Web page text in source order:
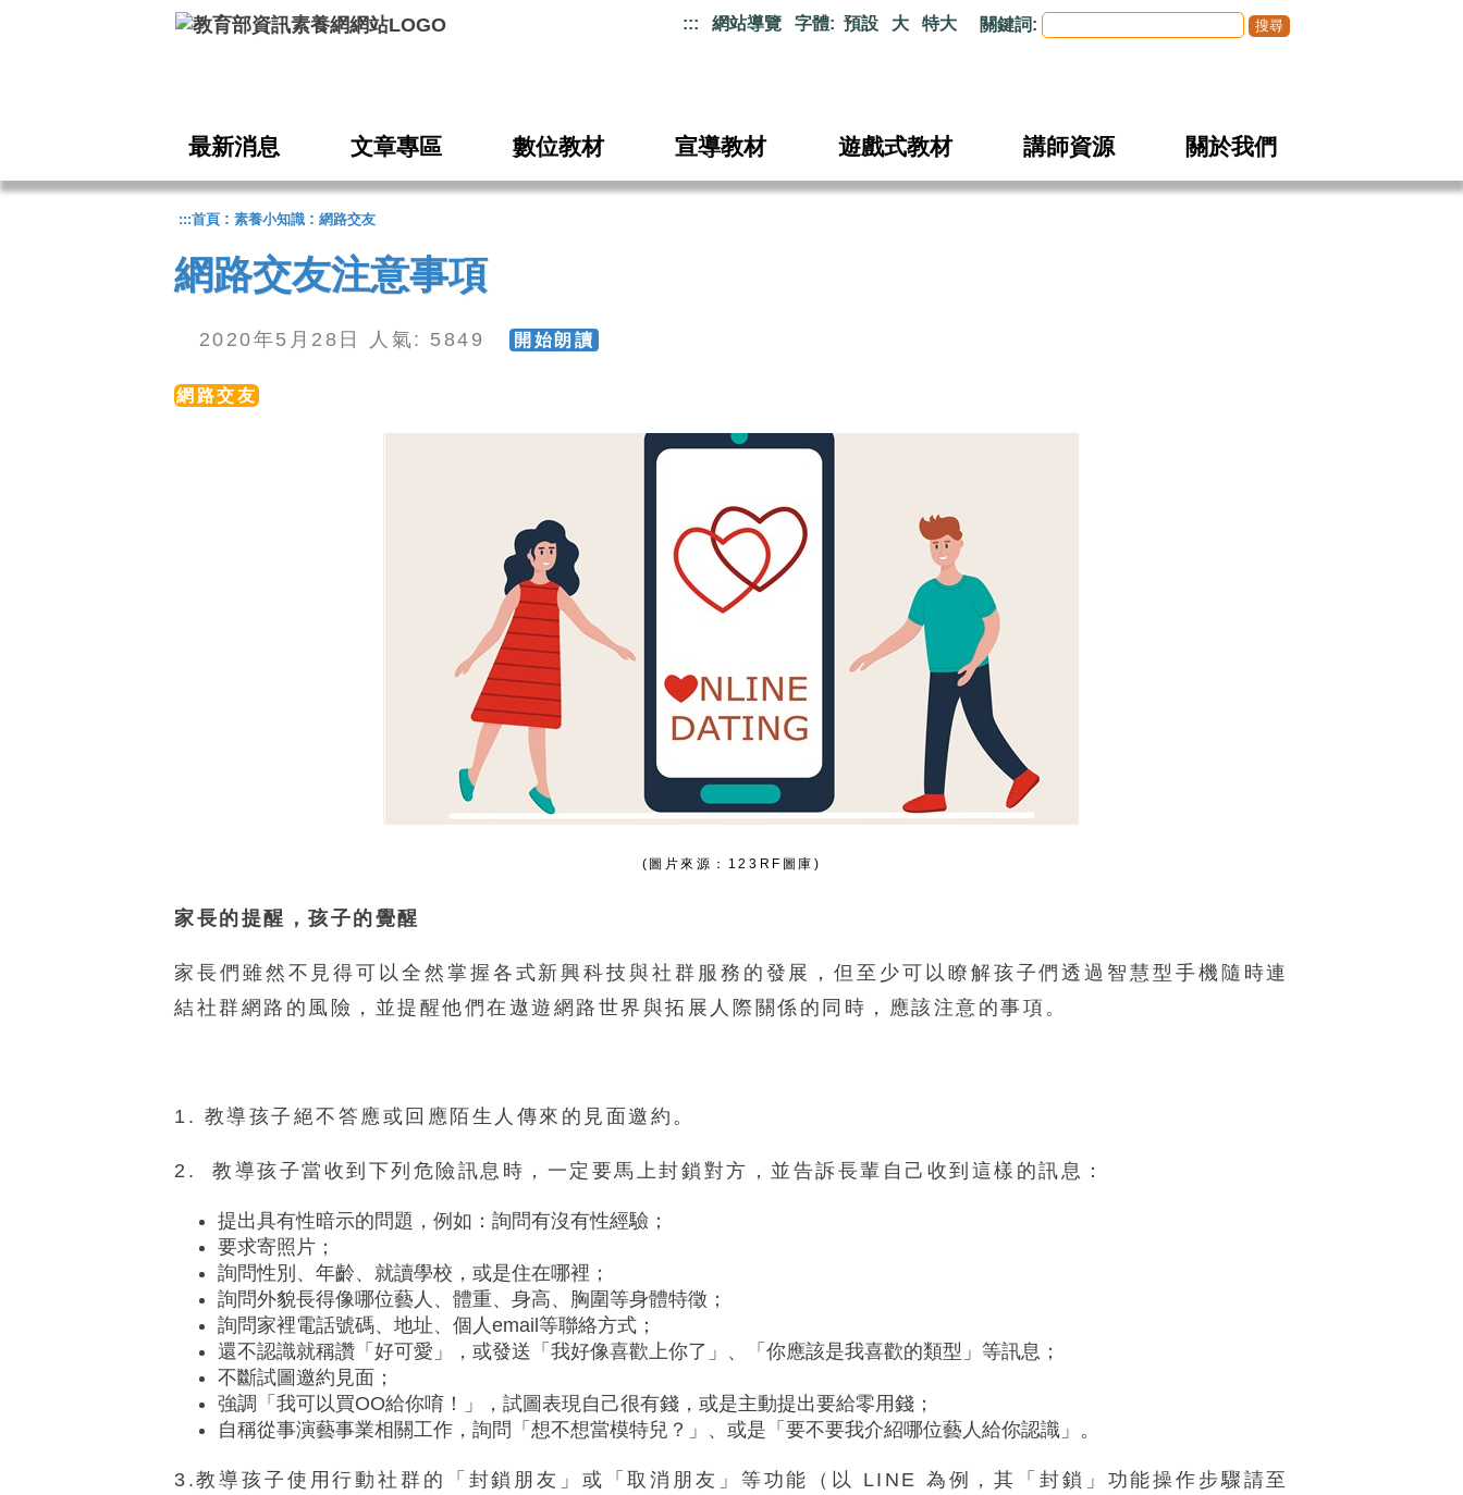
::: 網站導覽 字體: 預設 大 特大 關鍵詞:
最新消息 文章專區 數位教材 宣導教材 遊戲式教材 講師資源 關於我們
:::首頁 : 素養小知識 : 網路交友
網路交友注意事項
2020年5月28日 人氣: 5849 開始朗讀
網路交友
(圖片來源：123RF圖庫)
家長的提醒，孩子的覺醒
家長們雖然不見得可以全然掌握各式新興科技與社群服務的發展，但至少可以瞭解孩子們透過智慧型手機隨時連
結社群網路的風險，並提醒他們在遨遊網路世界與拓展人際關係的同時，應該注意的事項。
1. 教導孩子絕不答應或回應陌生人傳來的見面邀約。
2. 教導孩子當收到下列危險訊息時，一定要馬上封鎖對方，並告訴長輩自己收到這樣的訊息：
提出具有性暗示的問題，例如：詢問有沒有性經驗；
要求寄照片；
詢問性別、年齡、就讀學校，或是住在哪裡；
詢問外貌長得像哪位藝人、體重、身高、胸圍等身體特徵；
詢問家裡電話號碼、地址、個人email等聯絡方式；
還不認識就稱讚「好可愛」，或發送「我好像喜歡上你了」、「你應該是我喜歡的類型」等訊息；
不斷試圖邀約見面；
強調「我可以買OO給你唷！」，試圖表現自己很有錢，或是主動提出要給零用錢；
自稱從事演藝事業相關工作，詢問「想不想當模特兒？」、或是「要不要我介紹哪位藝人給你認識」。
3.教導孩子使用行動社群的「封鎖朋友」或「取消朋友」等功能（以 LINE 為例，其「封鎖」功能操作步驟請至